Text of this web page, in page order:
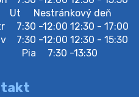
v stredu 05. augusta
Értesítjük a lakosokat,
én a gyűjtőudvar zárva
Ut
Nestránkový deň
7:30 -12:00 12:30 - 17:00
7:30 -12:00 12:30 - 15:30
Pia
7:30 -13:30